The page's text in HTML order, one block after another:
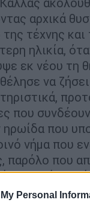
Personal
αρχικά
τέχνης και
ηλικία,
εκ νέου τη
να
που
ηρωίδα που
νήμα που
παρόλο που
χρόνια,
δύο